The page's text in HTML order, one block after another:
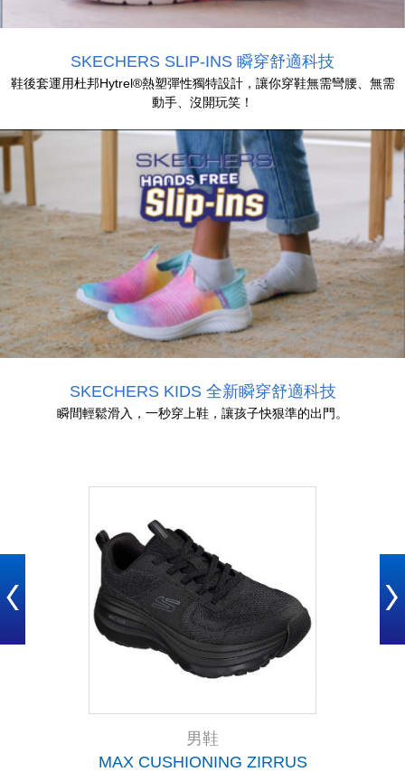
SKECHERS SLIP-INS 瞬穿舒適科技
鞋後套運用杜邦Hytrel®熱塑彈性獨特設計，讓你穿鞋無需彎腰、無需
動手、沒開玩笑！
SKECHERS KIDS 全新瞬穿舒適科技
瞬間輕鬆滑入，一秒穿上鞋，讓孩子快狠準的出門。
男鞋
MAX CUSHIONING ZIRRUS